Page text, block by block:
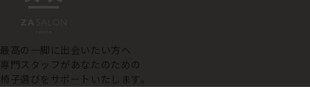
最高の一脚に出会いたい方へ
専門スタッフがあなたのための
椅子選びをサポートいたします。